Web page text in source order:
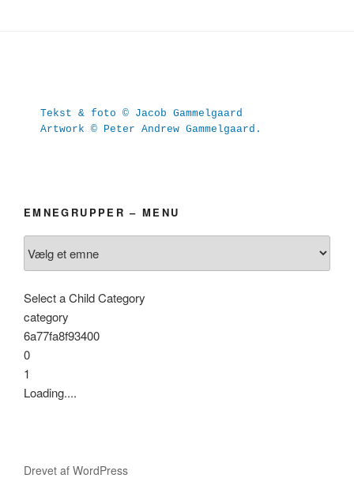
Tekst & foto © Jacob Gammelgaard
Artwork © Peter Andrew Gammelgaard.
EMNEGRUPPER – MENU
Select a Child Category
category
6a77fa8f93400
0
1
Loading....
Drevet af WordPress